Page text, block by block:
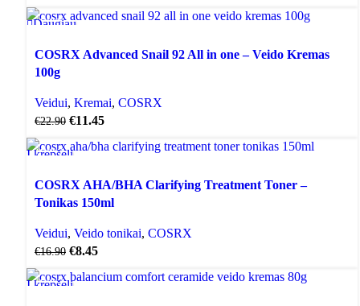
AKCIJA
Daugiau
COSRX Advanced Snail 92 All in one – Veido Kremas
100g
Veidui, Kremai, COSRX
€22.90 €11.45
AKCIJA
Į krepšelį
COSRX AHA/BHA Clarifying Treatment Toner –
Tonikas 150ml
Veidui, Veido tonikai, COSRX
€16.90 €8.45
AKCIJA
Į krepšelį